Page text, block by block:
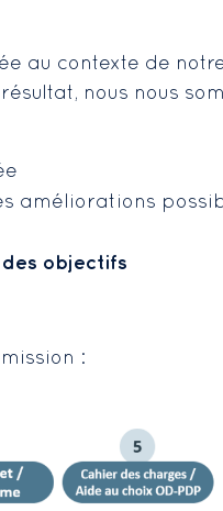
au contexte de
nous nous
améliorations
objectifs
: